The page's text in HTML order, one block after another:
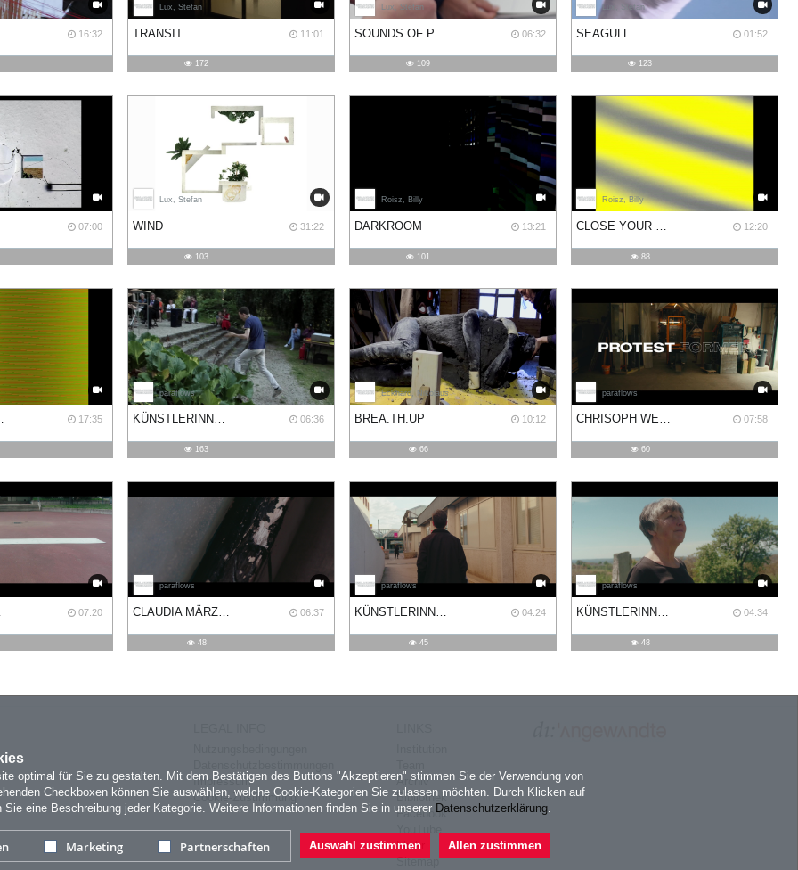
optimal für Sie zu gestalten. Mit dem Bestätigen des Buttons "Akzeptieren" stimmen Sie der Verwendung von
Checkboxen können Sie auswählen, welche Cookie-Kategorien Sie zulassen möchten. Durch Klicken auf
eine Beschreibung jeder Kategorie. Weitere Informationen finden Sie in unserer Datenschutzerklärung.
Marketing Partnerschaften Auswahl zustimmen Allen zustimmen
16:32
Lux, Stefan
TRANSIT 11:01
172
Lux, Stefan
06:32
109
Lux, Stefan
SEAGULL 01:52
123
07:00
Lux, Stefan
WIND 31:22
103
Roisz, Billy
DARKROOM 13:21
101
Roisz, Billy
CLOSE YOUR EYES 12:20
88
17:35
paraflows
KÜNSTLERINNEN PORTRAITS: CHRISTIAN FALSNAES 06:36
163
Eckhard, Nikolaus
BREA.TH.UP 10:12
66
paraflows
CHRISOPH WEBER: SCHADE, DASS BETON NICHT BRENNT 07:58
60
07:20
paraflows
CLAUDIA MÄRZENDORFER: STILL OF THE NIGHT 06:37
48
paraflows
KÜNSTLERINNEN PORTRAITS: ANDREAS FOGARASI 04:24
45
paraflows
KÜNSTLERINNEN PORTRAITS: ULRIKE TRUGER 04:34
48
Impressum
Cookie-Zustimmung
Archiv
Bibliothek
Facebook
Flickr
Sitemap